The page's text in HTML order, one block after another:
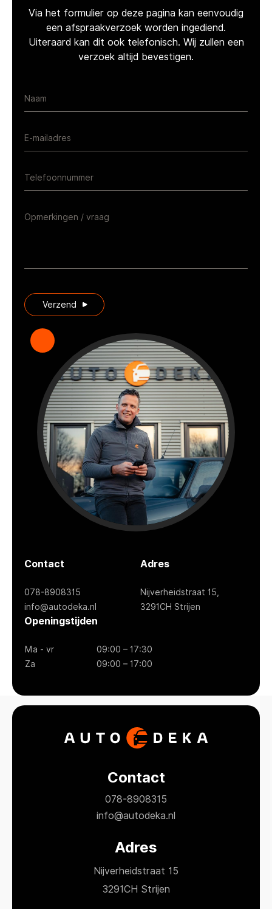
Via het formulier op deze pagina kan eenvoudig
een afspraakverzoek worden ingediend.
Uiteraard kan dit ook telefonisch. Wij zullen een
verzoek altijd bevestigen.
Naam
E-mailadres
Telefoonnummer
Opmerkingen / vraag
Verzend
Contact
078-8908315
info@autodeka.nl
Adres
Nijverheidstraat 15,
3291CH Strijen
Openingstijden
Ma - vr
09:00 – 17:30
Za
09:00 – 17:00
Contact
078-8908315
info@autodeka.nl
Adres
Nijverheidstraat 15
3291CH Strijen